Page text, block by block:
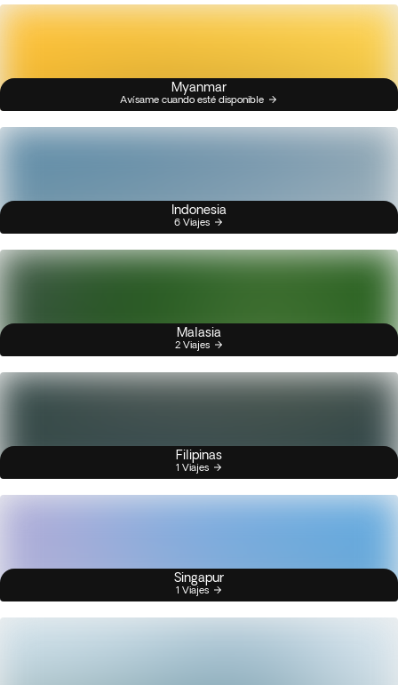
Myanmar
Avísame cuando esté disponible
Indonesia
6 Viajes
Malasia
2 Viajes
Filipinas
1 Viajes
Singapur
1 Viajes